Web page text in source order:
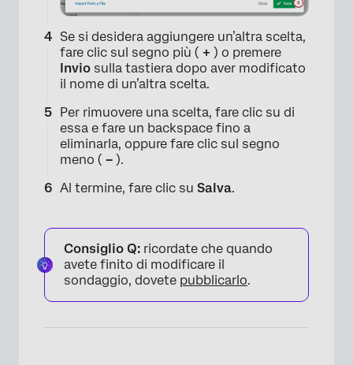
Se si desidera aggiungere un’altra scelta,
fare clic sul segno più ( + ) o premere
Invio sulla tastiera dopo aver modificato
il nome di un’altra scelta.
Per rimuovere una scelta, fare clic su di
essa e fare un backspace fino a
eliminarla, oppure fare clic sul segno
meno ( – ).
Al termine, fare clic su Salva.
Consiglio Q: ricordate che quando
avete finito di modificare il
sondaggio, dovete pubblicarlo.